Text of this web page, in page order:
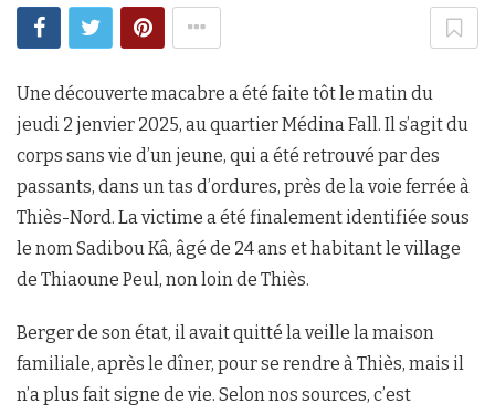
Une découverte macabre a été faite tôt le matin du
jeudi 2 jenvier 2025, au quartier Médina Fall. Il s’agit du
corps sans vie d’un jeune, qui a été retrouvé par des
passants, dans un tas d’ordures, près de la voie ferrée à
Thiès-Nord. La victime a été finalement identifiée sous
le nom Sadibou Kâ, âgé de 24 ans et habitant le village
de Thiaoune Peul, non loin de Thiès.
Berger de son état, il avait quitté la veille la maison
familiale, après le dîner, pour se rendre à Thiès, mais il
n’a plus fait signe de vie. Selon nos sources, c’est